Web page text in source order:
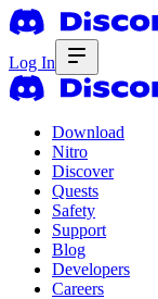
Log In
Download
Nitro
Discover
Quests
Safety
Support
Blog
Developers
Careers